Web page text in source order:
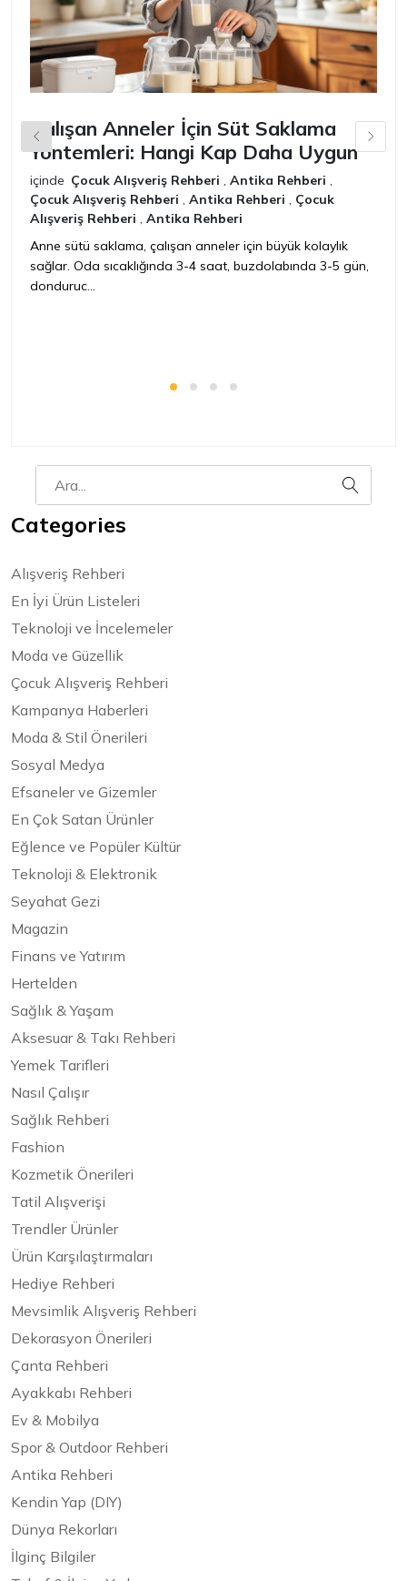
Çalışan Anneler İçin Süt Saklama
Yöntemleri: Hangi Kap Daha Uygun
içinde Çocuk Alışveriş Rehberi , Antika Rehberi ,
Çocuk Alışveriş Rehberi , Antika Rehberi , Çocuk
Alışveriş Rehberi , Antika Rehberi
Anne sütü saklama, çalışan anneler için büyük kolaylık
sağlar. Oda sıcaklığında 3-4 saat, buzdolabında 3-5 gün,
donduruc...
Categories
Alışveriş Rehberi
En İyi Ürün Listeleri
Teknoloji ve İncelemeler
Moda ve Güzellik
Çocuk Alışveriş Rehberi
Kampanya Haberleri
Moda & Stil Önerileri
Sosyal Medya
Efsaneler ve Gizemler
En Çok Satan Ürünler
Eğlence ve Popüler Kültür
Teknoloji & Elektronik
Seyahat Gezi
Magazin
Finans ve Yatırım
Hertelden
Sağlık & Yaşam
Aksesuar & Takı Rehberi
Yemek Tarifleri
Nasıl Çalışır
Sağlık Rehberi
Fashion
Kozmetik Önerileri
Tatil Alışverişi
Trendler Ürünler
Ürün Karşılaştırmaları
Hediye Rehberi
Mevsimlik Alışveriş Rehberi
Dekorasyon Önerileri
Çanta Rehberi
Ayakkabı Rehberi
Ev & Mobilya
Spor & Outdoor Rehberi
Antika Rehberi
Kendin Yap (DIY)
Dünya Rekorları
İlginç Bilgiler